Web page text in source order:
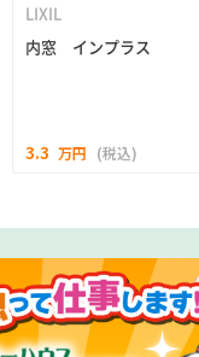
LIXIL
内窓 インプラス
3.3 万円 (税込)